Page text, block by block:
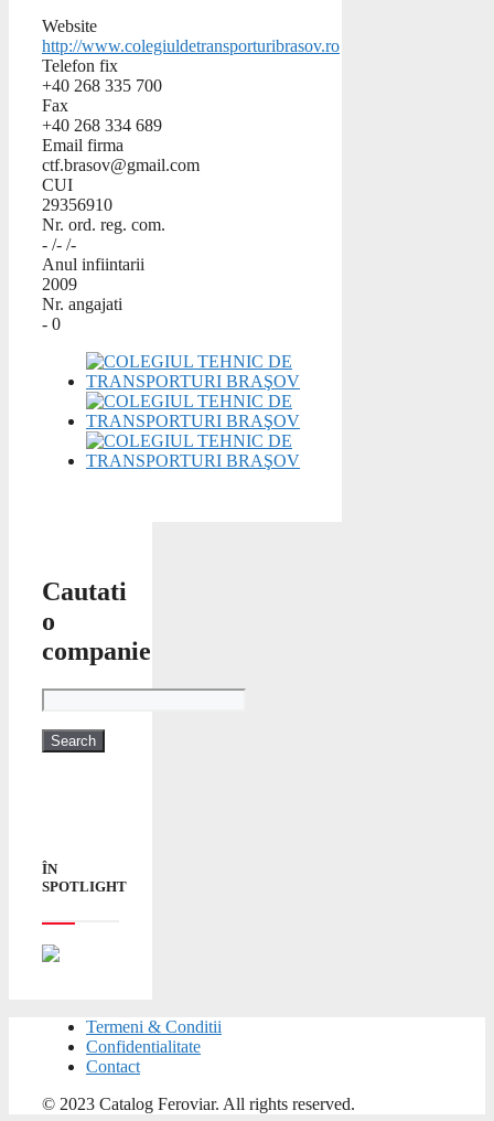
Website
http://www.colegiuldetransporturibrasov.ro
Telefon fix
+40 268 335 700
Fax
+40 268 334 689
Email firma
ctf.brasov@gmail.com
CUI
29356910
Nr. ord. reg. com.
- /- /-
Anul infiintarii
2009
Nr. angajati
- 0
Cautati
o
companie
ÎN
SPOTLIGHT
Termeni & Conditii
Confidentialitate
Contact
© 2023 Catalog Feroviar. All rights reserved.